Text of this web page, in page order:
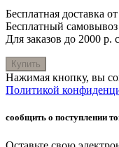
Бесплатная доставка
Бесплатный самовывоз
Для заказов до 2000 р.
Купить
Нажимая кнопку, вы
Политикой
сообщить о поступлении